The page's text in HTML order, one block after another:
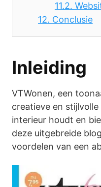
11.2.
12. Conclusie
Inleiding
VTWonen, een
creatieve en
interieur houdt en
deze uitgebreide
voordelen van een